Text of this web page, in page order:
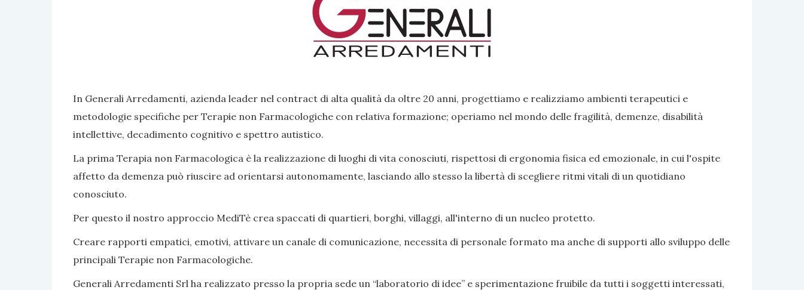
In Generali Arredamenti, azienda leader nel contract di alta qualità da oltre 20 anni, progettiamo e realizziamo ambienti terapeutici e
metodologie specifiche per Terapie non Farmacologiche con relativa formazione; operiamo nel mondo delle fragilità, demenze, disabilità
intellettive, decadimento cognitivo e spettro autistico.
La prima Terapia non Farmacologica è la realizzazione di luoghi di vita conosciuti, rispettosi di ergonomia fisica ed emozionale, in cui l'ospite
affetto da demenza può riuscire ad orientarsi autonomamente, lasciando allo stesso la libertà di scegliere ritmi vitali di un quotidiano
conosciuto.
Per questo il nostro approccio MediTè crea spaccati di quartieri, borghi, villaggi, all'interno di un nucleo protetto.
Creare rapporti empatici, emotivi, attivare un canale di comunicazione, necessita di personale formato ma anche di supporti allo sviluppo delle
principali Terapie non Farmacologiche.
Generali Arredamenti Srl ha realizzato presso la propria sede un “laboratorio di idee” e sperimentazione fruibile da tutti i soggetti interessati,